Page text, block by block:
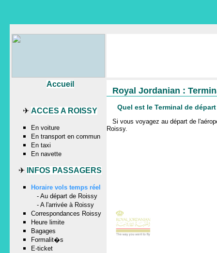
Royal Jordanian :
Quel est le Terminal de
Si vous voyagez au départ de
Roissy.
Accueil
✈ ACCES A ROISSY
En voiture
En transport en commun
En taxi
En navette
✈ INFOS PASSAGERS
Horaire vols temps réel
- Au départ de Roissy
- A l'arrivée à Roissy
Correspondances Roissy
Heure limite
Bagages
Formalit�s
E-ticket